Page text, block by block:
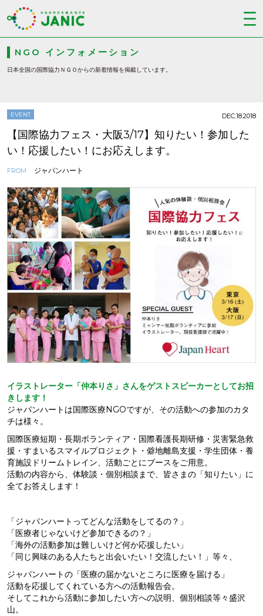
NGO インフォメーション
日本全国の国際協力ＮＧＯからの新着情報を掲載しています。
EVENT
【国際協力フェス・大阪3/17】知りたい！参加した
い！応援したい！にお応えします。
FROM ジャパンハート
DEC.18.2018
イラストレーター「仲本りさ」さんをゲストスピーカーとしてお招
きします！
ジャパンハートは国際医療NGOですが、その活動への参加のカタ
チは様々。
国際医療短期・長期ボランティア・国際看護長期研修・災害緊急救
援・すまいるスマイルプロジェクト・僻地離島支援・学生団体・養
育施設ドリームトレイン、活動ごとにブースをご用意。
活動の内容から、体験談・個別相談まで、皆さまの「知りたい」に
全てお答えします！
「ジャパンハートってどんな活動をしてるの？」
「医療者じゃないけど参加できるの？」
「海外の活動参加は難しいけど何か応援したい」
「同じ興味のある人たちと出会いたい！交流したい！」等々、
ジャパンハートの「医療の届かないところに医療を届ける」
活動を応援してくれている方への活動報告会。
そしてこれから活動に参加したい方への説明、個別相談等々盛沢
山。